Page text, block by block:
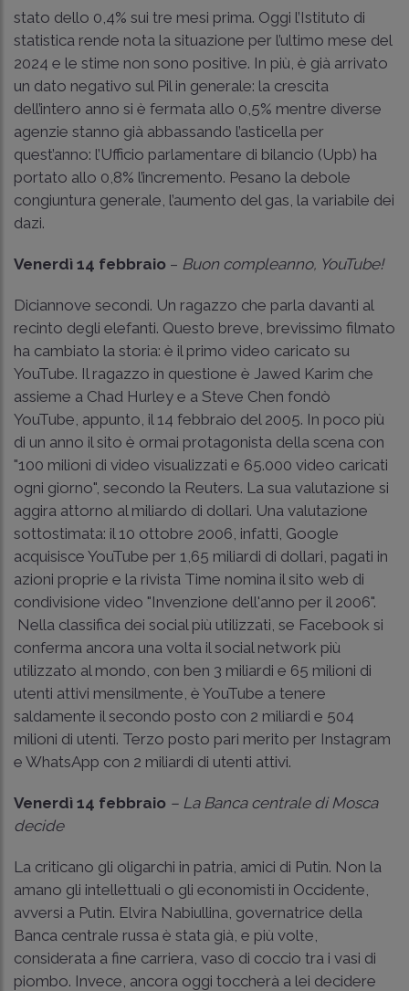
stato dello 0,4% sui tre mesi prima. Oggi l’Istituto di
statistica rende nota la situazione per l’ultimo mese del
2024 e le stime non sono positive. In più, è già arrivato
un dato negativo sul Pil in generale: la crescita
dell’intero anno si è fermata allo 0,5% mentre diverse
agenzie stanno già abbassando l’asticella per
quest’anno: l’Ufficio parlamentare di bilancio (Upb) ha
portato allo 0,8% l’incremento. Pesano la debole
congiuntura generale, l’aumento del gas, la variabile dei
dazi.
Venerdì 14 febbraio – Buon compleanno, YouTube!
Diciannove secondi. Un ragazzo che parla davanti al
recinto degli elefanti. Questo breve, brevissimo filmato
ha cambiato la storia: è il primo video caricato su
YouTube. Il ragazzo in questione è Jawed Karim che
assieme a Chad Hurley e a Steve Chen fondò
YouTube, appunto, il 14 febbraio del 2005. In poco più
di un anno il sito è ormai protagonista della scena con
"100 milioni di video visualizzati e 65.000 video caricati
ogni giorno", secondo la Reuters. La sua valutazione si
aggira attorno al miliardo di dollari. Una valutazione
sottostimata: il 10 ottobre 2006, infatti, Google
acquisisce YouTube per 1,65 miliardi di dollari, pagati in
azioni proprie e la rivista Time nomina il sito web di
condivisione video "Invenzione dell'anno per il 2006".
Nella classifica dei social più utilizzati, se Facebook si
conferma ancora una volta il social network più
utilizzato al mondo, con ben 3 miliardi e 65 milioni di
utenti attivi mensilmente, è YouTube a tenere
saldamente il secondo posto con 2 miliardi e 504
milioni di utenti. Terzo posto pari merito per Instagram
e WhatsApp con 2 miliardi di utenti attivi.
Venerdì 14 febbraio – La Banca centrale di Mosca
decide
La criticano gli oligarchi in patria, amici di Putin. Non la
amano gli intellettuali o gli economisti in Occidente,
avversi a Putin. Elvira Nabiullina, governatrice della
Banca centrale russa è stata già, e più volte,
considerata a fine carriera, vaso di coccio tra i vasi di
piombo. Invece, ancora oggi toccherà a lei decidere